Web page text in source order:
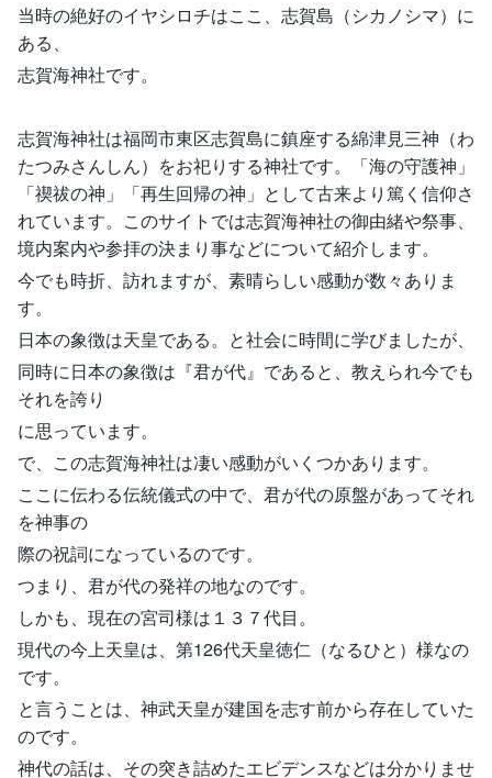
当時の絶好のイヤシロチはここ、志賀島（シカノシマ）に
ある、
志賀海神社です。
志賀海神社は福岡市東区志賀島に鎮座する綿津見三神（わ
たつみさんしん）をお祀りする神社です。「海の守護神」
「禊祓の神」「再生回帰の神」として古来より篤く信仰さ
れています。このサイトでは志賀海神社の御由緒や祭事、
境内案内や参拝の決まり事などについて紹介します。
今でも時折、訪れますが、素晴らしい感動が数々ありま
す。
日本の象徴は天皇である。と社会に時間に学びましたが、
同時に日本の象徴は『君が代』であると、教えられ今でも
それを誇り
に思っています。
で、この志賀海神社は凄い感動がいくつかあります。
ここに伝わる伝統儀式の中で、君が代の原盤があってそれ
を神事の
際の祝詞になっているのです。
つまり、君が代の発祥の地なのです。
しかも、現在の宮司様は１３７代目。
現代の今上天皇は、第126代天皇徳仁（なるひと）様なの
です。
と言うことは、神武天皇が建国を志す前から存在していた
のです。
神代の話は、その突き詰めたエビデンスなどは分かりませ